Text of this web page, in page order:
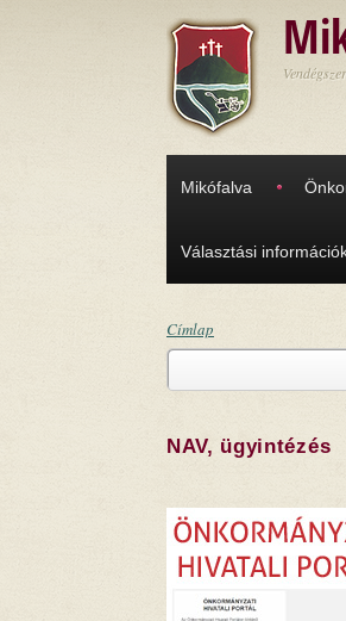
Mikófalva
Választási
Címlap
Keresés
NAV, ügyintézés